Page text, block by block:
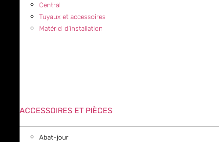
Central
Tuyaux et accessoires
Matériel d’installation
ACCESSOIRES ET PIÈCES
Abat-jour